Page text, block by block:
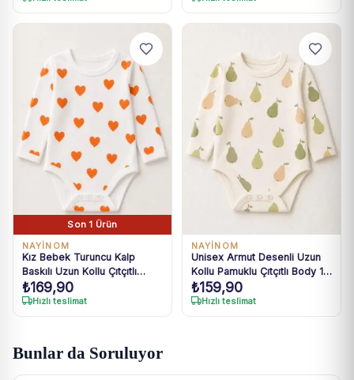
Son 1 Ürün
NAYİNOM
Kız Bebek Turuncu Kalp
Baskılı Uzun Kollu Çıtçıtlı
Body 1-3 Yaş
₺169,90
Hızlı teslimat
NAYİNOM
Unisex Armut Desenli Uzun
Kollu Pamuklu Çıtçıtlı Body 1-
9 Ay
₺159,90
Hızlı teslimat
Bunlar da Soruluyor